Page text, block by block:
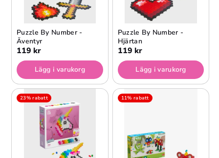
Puzzle By Number -
Äventyr
119 kr
Lägg i varukorg
Puzzle By Number -
Hjärtan
119 kr
Lägg i varukorg
23% rabatt 11% rabatt